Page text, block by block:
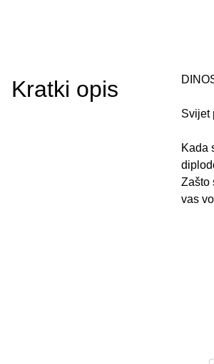
Kratki opis
Svijet
Kada
Zašto
vas